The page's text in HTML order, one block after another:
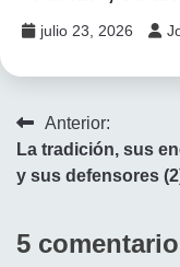
julio 23, 2026
Navegación
de
Anterior:
La tradición, sus
y sus defensores
5